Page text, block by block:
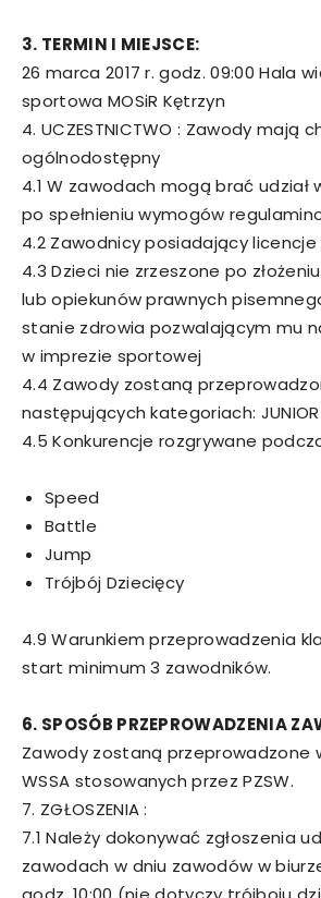
3. TERMIN I MIEJSCE:
26 marca 2017 r. godz. 09:00 Hala
sportowa MOSiR Kętrzyn
4. UCZESTNICTWO : Zawody mają
ogólnodostępny
4.1 W zawodach mogą brać udział
po spełnieniu wymogów
4.2 Zawodnicy posiadający licencje
4.3 Dzieci nie zrzeszone po
lub opiekunów prawnych
stanie zdrowia pozwalającym mu
w imprezie sportowej
4.4 Zawody zostaną
następujących kategoriach:
4.5 Konkurencje rozgrywane
Speed
Battle
Jump
Trójbój Dziecięcy
4.9 Warunkiem przeprowadzenia
start minimum 3 zawodników.
6. SPOSÓB PRZEPROWADZENIA
Zawody zostaną przeprowadzone
WSSA stosowanych przez PZSW.
7. ZGŁOSZENIA :
7.1 Należy dokonywać zgłoszenia
zawodach w dniu zawodów w